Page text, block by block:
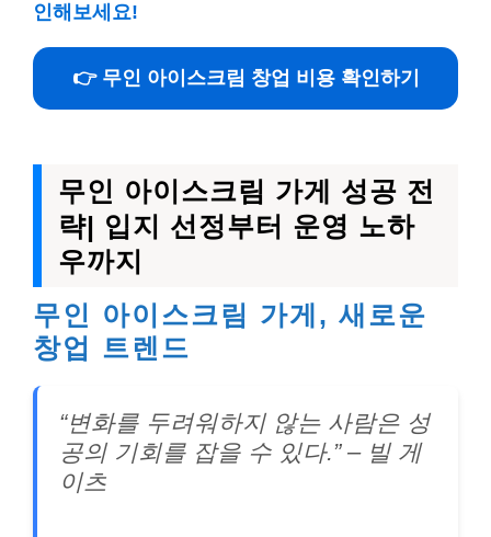
인해보세요!
👉 무인 아이스크림 창업 비용 확인하기
무인 아이스크림 가게 성공 전
략| 입지 선정부터 운영 노하
우까지
무인 아이스크림 가게, 새로운
창업 트렌드
“변화를 두려워하지 않는 사람은 성
공의 기회를 잡을 수 있다.” – 빌 게
이츠